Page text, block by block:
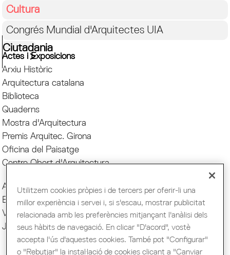
Cultura
Congrés Mundial d'Arquitectes UIA
Ciutadania
Actes i Exposicions
Arxiu Històric
Arquitectura catalana
Biblioteca
Quaderns
Mostra d'Arquitectura
Premis Arquitec. Girona
Oficina del Paisatge
Centre Obert d'Arquitectura
Actes COAC
Exposicions COAC
Visites COAC
Jornades
Utilitzem cookies pròpies i de tercers per oferir-li una
millor experiència i servei i, si s'escau, mostrar publicitat
relacionada amb les preferències mitjançant l'anàlisi dels
seus hàbits de navegació. En clicar "D'acord", vostè
accepta l'ús d'aquestes cookies. També pot "Configurar"
o "Rebutjar" la instal·lació de cookies clicant a "Canviar